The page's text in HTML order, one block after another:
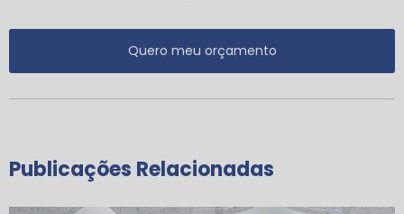
Quero meu orçamento
Publicações Relacionadas